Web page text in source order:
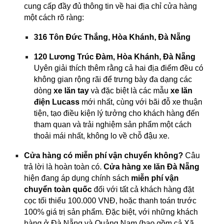
cung cấp đầy đủ thông tin về hai địa chỉ cửa hàng
một cách rõ ràng:
316 Tôn Đức Thắng, Hòa Khánh, Đà Nẵng
120 Lương Trúc Đàm, Hòa Khánh, Đà Nẵng
Uyên giải thích thêm rằng cả hai địa điểm đều có
không gian rộng rãi để trưng bày đa dạng các
dòngxe lăn tay và đặc biệt là các mẫuxe lăn
điện Lucass mới nhất, cùng với bãi đỗ xe thuận
tiện, tạo điều kiện lý tưởng cho khách hàng đến
tham quan và trải nghiệm sản phẩm một cách
thoải mái nhất, không lo về chỗ đậu xe.
Cửa hàng có miễn phí vận chuyển không? Câu
trả lời là hoàn toàn có.Cửa hàng xe lăn Đà Nẵng
hiện đang áp dụng chính sách miễn phí vận
chuyển toàn quốc đối với tất cả khách hàng đặt
cọc tối thiểu 100.000 VNĐ, hoặc thanh toán trước
100% giá trị sản phẩm. Đặc biệt, với những khách